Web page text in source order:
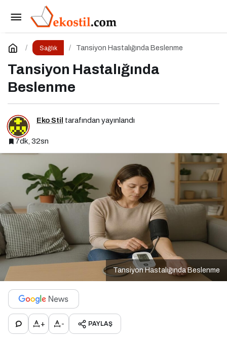
Sağlık Tansiyon Hastalığında Beslenme
Tansiyon Hastalığında
Beslenme
Eko Stil tarafından yayınlandı
7dk, 32sn
Tansiyon Hastalığında Beslenme
+ - PAYLAŞ
Diyabette Beslenme